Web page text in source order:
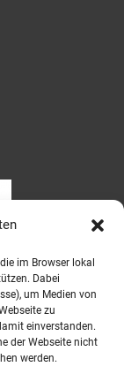
im Browser lokal
Dabei
um Medien von
zu
einverstanden.
der Webseite nicht
werden.